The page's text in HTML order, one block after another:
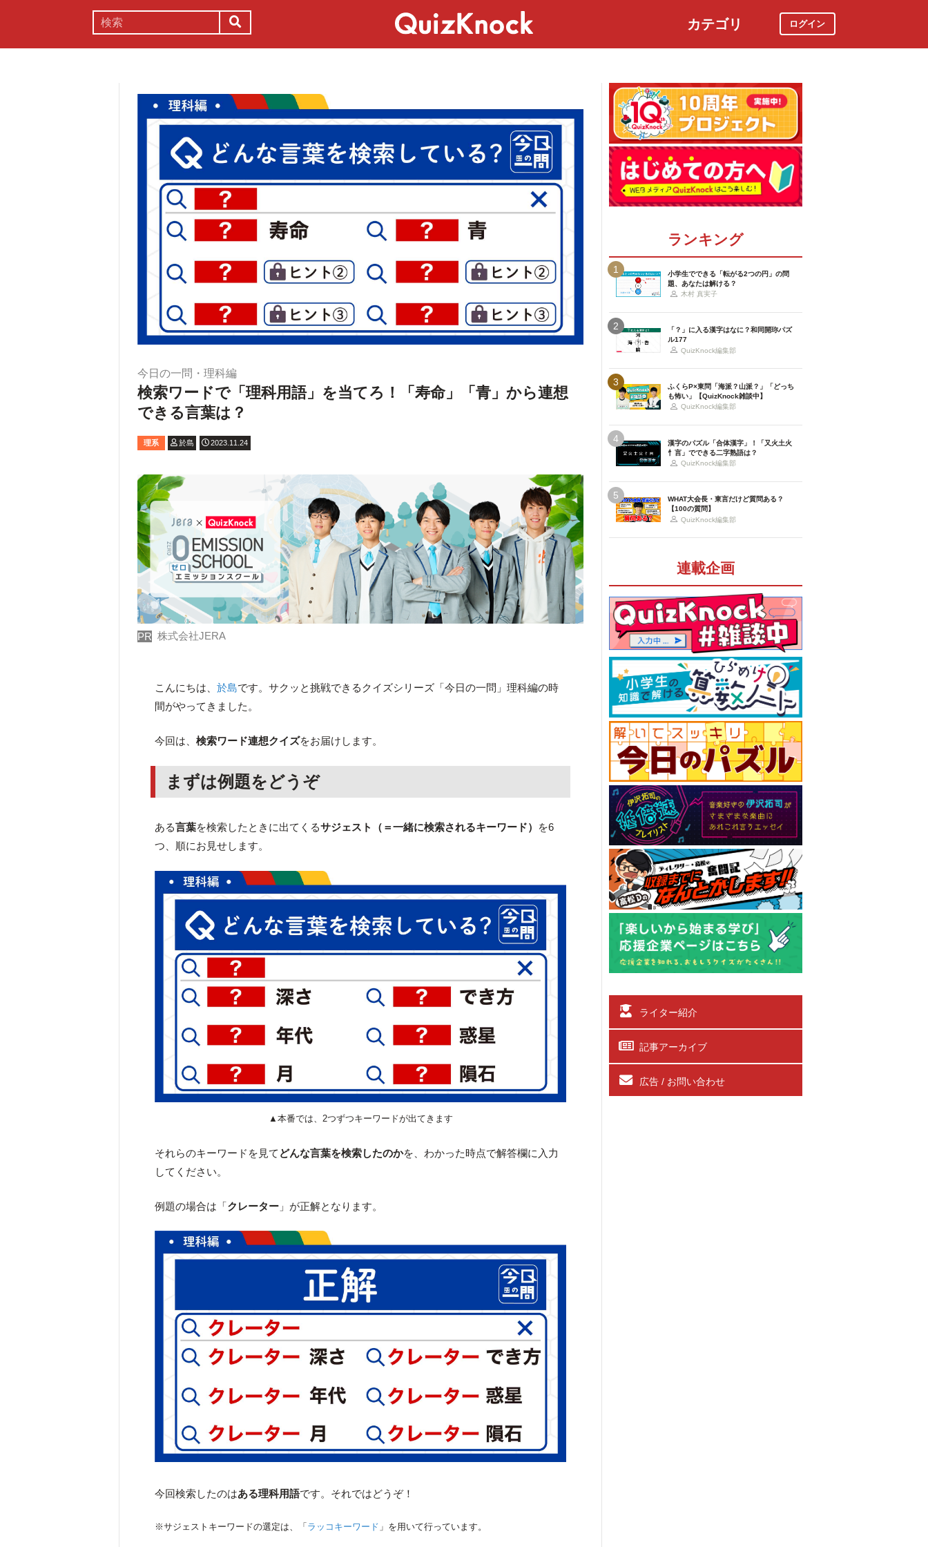
カテゴリ ログイン
今日の一問・理科編
検索ワードで「理科用語」を当てろ！「寿命」「青」から連想
できる言葉は？
理系 於島 2023.11.24
PR 株式会社JERA
こんにちは、於島です。サクッと挑戦できるクイズシリーズ「今日の一問」理科編の時
間がやってきました。
今回は、検索ワード連想クイズをお届けします。
まずは例題をどうぞ
ある言葉を検索したときに出てくるサジェスト（＝一緒に検索されるキーワード）
を6
つ、順にお見せします。
▲本番では、2つずつキーワードが出てきます
それらのキーワードを見て どんな言葉を検索したのかを、わかった時点で解答欄に入力
してください。
例題の場合は「クレーター 」が正解となります。
今回検索したのはある理科用語です。それではどうぞ！
※サジェストキーワードの選定は、「 ラッコキーワード 」を用いて行っています。
ランキング
1
小学生でできる「転がる2つの円」の問
題、あなたは解ける？
木村 真実子
2
「？」に入る漢字はなに？和同開珎パズ
ル177
QuizKnock編集部
3
ふくらP×東問「海派？山派？」「どっち
も怖い」【QuizKnock雑談中】
QuizKnock編集部
4
漢字のパズル「合体漢字」！「又火土火
忄言」でできる二字熟語は？
QuizKnock編集部
5
WHAT大会長・東言だけど質問ある？
【100の質問】
QuizKnock編集部
連載企画
ライター紹介
記事アーカイブ
広告 / お問い合わせ